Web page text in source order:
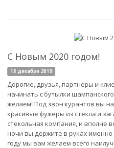
С Новым 2020 годом!
18 декабря 2019
Дорогие, друзья, партнеры и
начинать с бутылки
желаем! Под звон курантов вы
красивые фужеры из стекла и
стекольная компания, и вполне
ночи вы держите в руках
году мы вам желаем всего